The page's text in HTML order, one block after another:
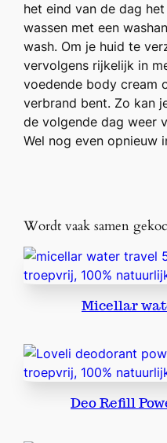
het eind van de dag
wassen met een
wash. Om je huid te
vervolgens rijkelijk in
voedende body cream
verbrand bent. Zo kan
de volgende dag weer
Wel nog even opnieuw
Wordt vaak samen
Micellar
Deo Refill